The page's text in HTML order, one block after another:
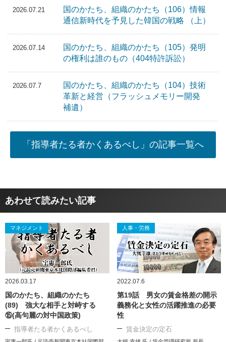
2026.07.21
国のかたち、組織のかたち（106）情報
通信新時代を予見した韓国の戦略 （上）
2026.07.14
国のかたち、組織のかたち（105）発明
の権利は誰のもの（404特許訴訟）
2026.07.7
国のかたち、組織のかたち（104）技術
革新と経営（フラッシュメモリー開発
補遺）
「指導者たる者かくあるべし」の記事一覧へ
あわせて読みたい記事
マネジメント
2026.03.17
国のかたち、組織のかたち
(89) 強大な相手と対峙する
⑮(高句麗の対中国政策)
指導者たる者かくあるべし
人事・労務
2022.07.6
第19話 男女の賃金格差の開示
義務化と女性の活躍推進の必要
性
賃金決定の定石